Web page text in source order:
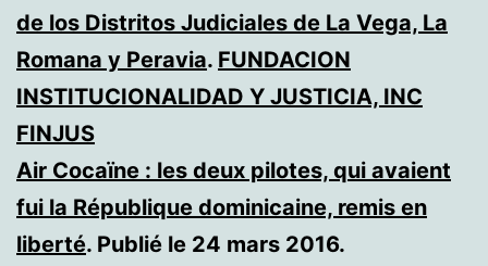
de los Distritos Judiciales de La Vega, La
Romana y Peravia. FUNDACION
INSTITUCIONALIDAD Y JUSTICIA, INC
FINJUS
Air Cocaïne : les deux pilotes, qui avaient
fui la République dominicaine, remis en
liberté. Publié le 24 mars 2016.